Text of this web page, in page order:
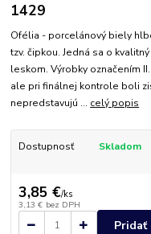
1429
Ofélia - porcelánový biely
tzv. čipkou. Jedná sa o
leskom. Výrobky označením
ale pri finálnej kontrole boli
nepredstavujú ... celý popis
Dostupnosť Skladom
3,85 €/ks
3,13 € bez DPH
Pridať